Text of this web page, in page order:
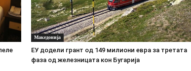
Македонија
ЕУ додели грант од 149 милиони евра за третата
фаза од железницата кон Бугарија